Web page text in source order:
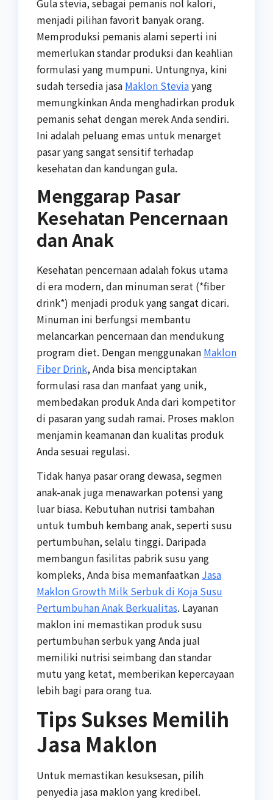
Gula stevia, sebagai pemanis nol kalori,
menjadi pilihan favorit banyak orang.
Memproduksi pemanis alami seperti ini
memerlukan standar produksi dan keahlian
formulasi yang mumpuni. Untungnya, kini
sudah tersedia jasa Maklon Steviayang
memungkinkan Anda menghadirkan produk
pemanis sehat dengan merek Anda sendiri.
Ini adalah peluang emas untuk menarget
pasar yang sangat sensitif terhadap
kesehatan dan kandungan gula.
Menggarap Pasar
Kesehatan Pencernaan
dan Anak
Kesehatan pencernaan adalah fokus utama
di era modern, dan minuman serat (*fiber
drink*) menjadi produk yang sangat dicari.
Minuman ini berfungsi membantu
melancarkan pencernaan dan mendukung
program diet. Dengan menggunakan Maklon
Fiber Drink, Anda bisa menciptakan
formulasi rasa dan manfaat yang unik,
membedakan produk Anda dari kompetitor
di pasaran yang sudah ramai. Proses maklon
menjamin keamanan dan kualitas produk
Anda sesuai regulasi.
Tidak hanya pasar orang dewasa, segmen
anak-anak juga menawarkan potensi yang
luar biasa. Kebutuhan nutrisi tambahan
untuk tumbuh kembang anak, seperti susu
pertumbuhan, selalu tinggi. Daripada
membangun fasilitas pabrik susu yang
kompleks, Anda bisa memanfaatkan Jasa
Maklon Growth Milk Serbuk di Koja Susu
Pertumbuhan Anak Berkualitas. Layanan
maklon ini memastikan produk susu
pertumbuhan serbuk yang Anda jual
memiliki nutrisi seimbang dan standar
mutu yang ketat, memberikan kepercayaan
lebih bagi para orang tua.
Tips Sukses Memilih
Jasa Maklon
Untuk memastikan kesuksesan, pilih
penyedia jasa maklon yang kredibel.